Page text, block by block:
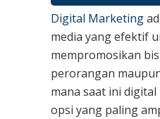
Digital Marketing
media yang efektif
mempromosikan
perorangan
mana saat ini
opsi yang paling